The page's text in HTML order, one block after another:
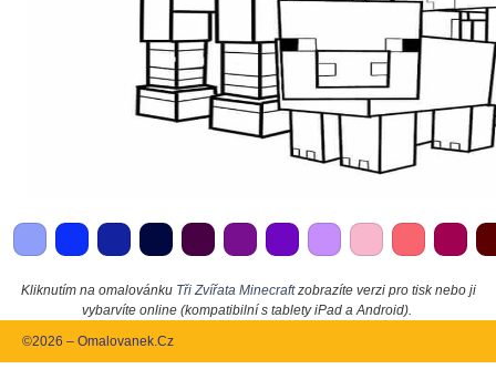
Kliknutím na omalovánku Tři Zvířata Minecraftzobrazíte verzi pro tisk nebo ji
vybarvíte online (kompatibilní s tablety iPad a Android).
©2026 – Omalovanek.Cz